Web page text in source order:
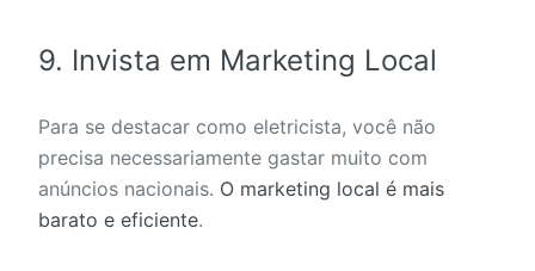
9. Invista em Marketing Local
Para se destacar como eletricista, você não
precisa necessariamente gastar muito com
anúncios nacionais. O marketing local é mais
barato e eficiente.